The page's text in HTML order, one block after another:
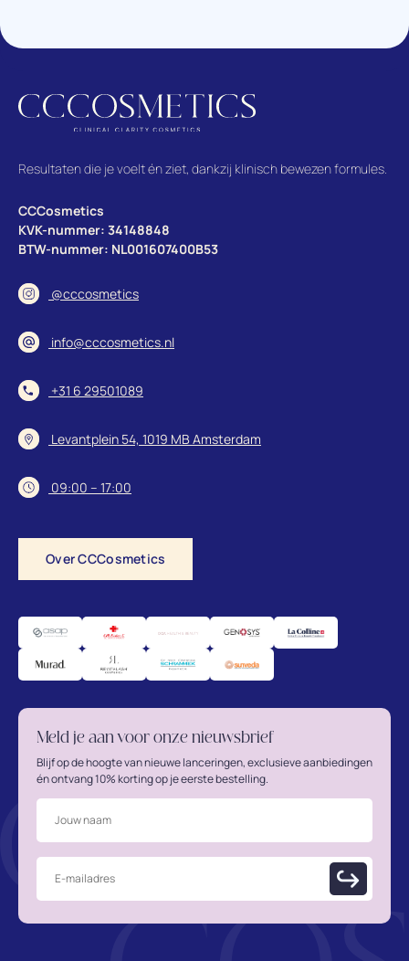
Resultaten die je voelt én ziet, dankzij klinisch bewezen formules.
CCCosmetics
KVK-nummer: 34148848
BTW-nummer: NL001607400B53
@cccosmetics
info@cccosmetics.nl
+31 6 29501089
Levantplein 54, 1019 MB Amsterdam
09:00 – 17:00
Over CCCosmetics
Meld je aan voor onze nieuwsbrief
Blijf op de hoogte van nieuwe lanceringen, exclusieve aanbiedingen
én ontvang 10% korting op je eerste bestelling.